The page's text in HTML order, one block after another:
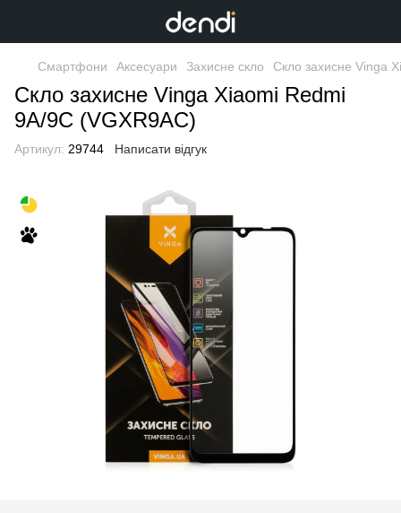
Смартфони Аксесуари Захисне скло Скло захисне Vinga
Скло захисне Vinga Xiaomi Redmi
9A/9C (VGXR9AC)
Артикул: 29744 Написати відгук